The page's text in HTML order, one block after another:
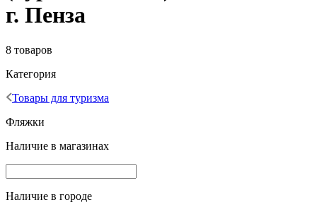
г. Пенза
8 товаров
Категория
Товары для туризма
Фляжки
Наличие в магазинах
Наличие в городе